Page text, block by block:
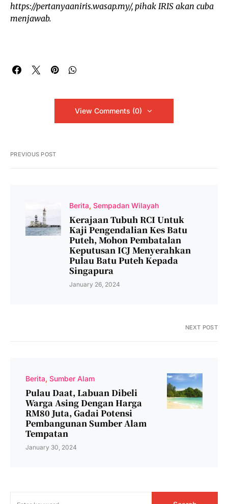
https://pertanyaaniris.wasap.my/, pihak IRIS akan cuba
menjawab.
View Comments (0)
PREVIOUS POST
Berita Sempadan Wilayah
Kerajaan Tubuh RCI Untuk
Kaji Pengendalian Kes Batu
Puteh, Mohon Pembatalan
Keputusan ICJ Menyerahkan
Pulau Batu Puteh Kepada
Singapura
January 26, 2024
NEXT POST
Berita Sumber Alam
Pulau Daat, Labuan Dibeli
Warga Asing Dengan Harga
RM80 Juta, Gadai Potensi
Pembangunan Sumber Alam
Tempatan
January 30, 2024